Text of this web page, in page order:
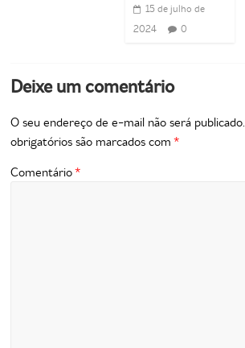
15 de julho de
2024
0
Deixe um comentário
O seu endereço de e-mail não será publicado.
obrigatórios são marcados com*
Comentário*